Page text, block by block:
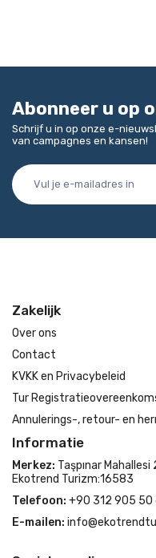
Abonneer u op
Schrijf u in op onze e-
van campagnes en kansen!
Zakelijk
Over ons
Contact
KVKK en Privacybeleid
Tur
Annulerings-, retour- en
Informatie
Merkez: Taşpınar
Ekotrend Turizm:16583
Telefoon: +90 312 905 50
E-mailen: